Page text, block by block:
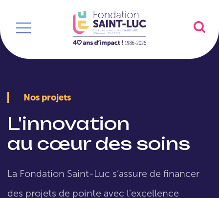
Nos projets
L'innovation
au cœur des soins
La Fondation Saint-Luc s’assure de financer
des projets de pointe avec l’excellence